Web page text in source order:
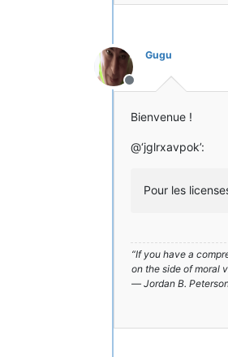
Hors-ligne
Gugu
Bienvenue !
@‘jglrxavpok’:
Pour les
“If you have a
on the side of moral
― Jordan B.